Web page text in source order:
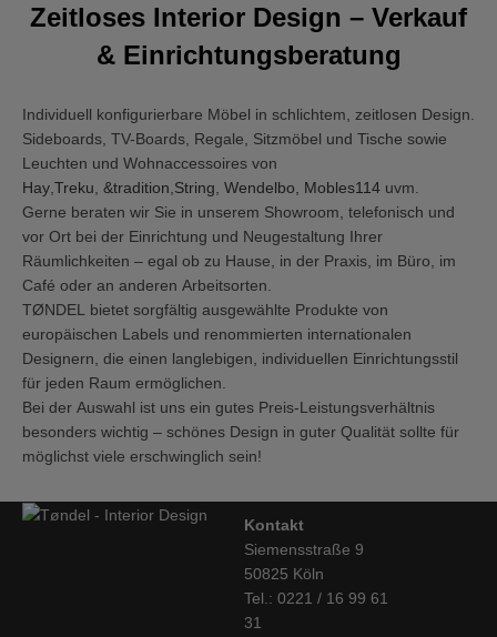
Zeitloses Interior Design – Verkauf
& Einrichtungsberatung
Individuell konfigurierbare Möbel in schlichtem, zeitlosen Design.
Sideboards, TV-Boards, Regale, Sitzmöbel und Tische sowie
Leuchten und Wohnaccessoires von
Hay Treku &tradition String Wendelbo, Mobles114 uvm.
Gerne beraten wir Sie in unserem Showroom, telefonisch und
vor Ort bei der Einrichtung und Neugestaltung Ihrer
Räumlichkeiten – egal ob zu Hause, in der Praxis, im Büro, im
Café oder an anderen Arbeitsorten.
TØNDEL bietet sorgfältig ausgewählte Produkte von
europäischen Labels und renommierten internationalen
Designern, die einen langlebigen, individuellen Einrichtungsstil
für jeden Raum ermöglichen.
Bei der Auswahl ist uns ein gutes Preis-Leistungsverhältnis
besonders wichtig – schönes Design in guter Qualität sollte für
möglichst viele erschwinglich sein!
Kontakt
Siemensstraße 9
50825 Köln
Tel.: 0221 / 16 99 61
31